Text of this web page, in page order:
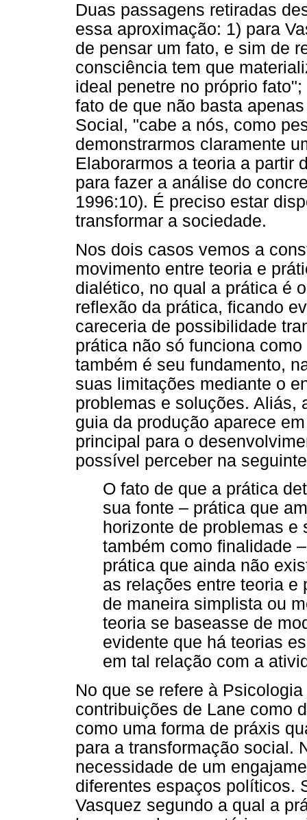
Duas passagens retiradas
essa aproximação: 1) para
de pensar um fato, e sim de
consciência tem que
ideal penetre no próprio
fato de que não basta
Social, "cabe a nós, como
demonstrarmos claramente
Elaborarmos a teoria a partir
para fazer a análise do
1996:10). É preciso estar
transformar a sociedade.
Nos dois casos vemos a
movimento entre teoria e
dialético, no qual a prática é
reflexão da prática, ficando
careceria de possibilidade
prática não só funciona
também é seu fundamento,
suas limitações mediante o
problemas e soluções. Aliás,
guia da produção aparece
principal para o
possível perceber na
O fato de que a prática
sua fonte – prática que
horizonte de problemas
também como finalidade
prática que ainda não
as relações entre teoria e
de maneira simplista ou
teoria se baseasse de
evidente que há teorias
em tal relação com a
No que se refere à
contribuições de Lane como
como uma forma de práxis
para a transformação social.
necessidade de um
diferentes espaços políticos.
Vasquez segundo a qual a